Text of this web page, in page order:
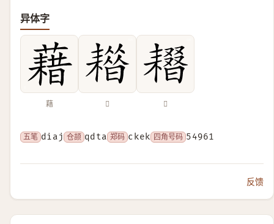
异体字
藉 𦔡 𦔢
五笔 diaj 仓颉 qdta 郑码 ckek 四角号码 54961
反馈